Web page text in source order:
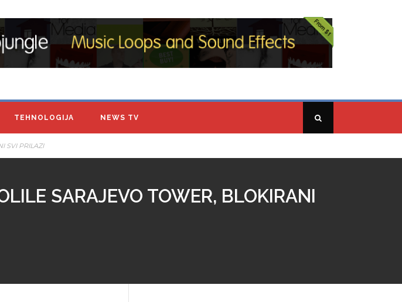
TEHNOLOGIJA NEWS TV
SVI PRILAZI
SARAJEVO TOWER, BLOKIRANI